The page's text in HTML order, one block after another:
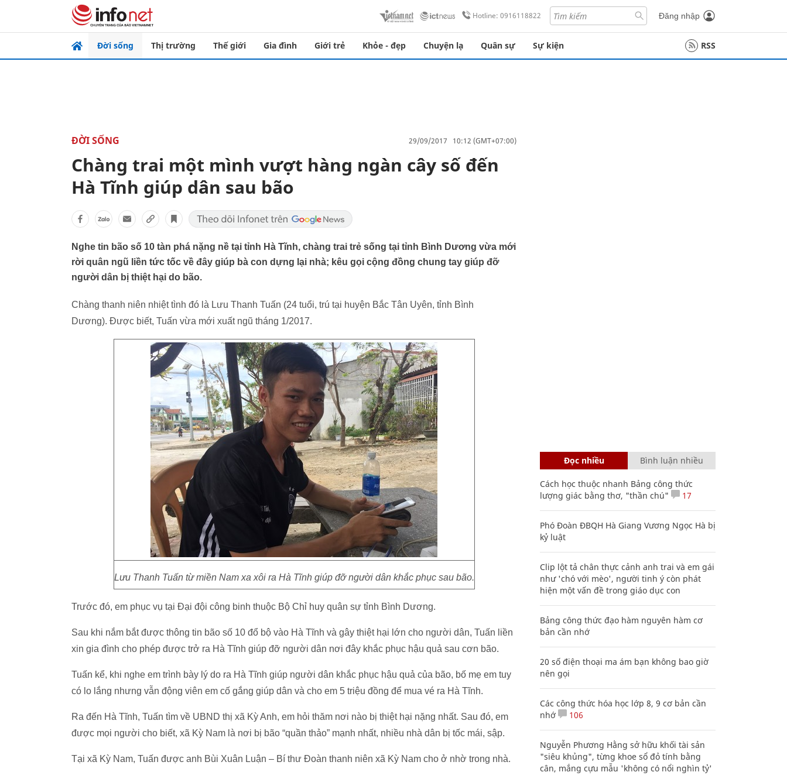
Hotline: 0916118822 Đăng nhập
Đời sống Thị trường Thế giới Gia đình Giới trẻ Khỏe - đẹp Chuyện lạ Quân sự Sự kiện RSS
ĐỜI SỐNG 29/09/2017 10:12 (GMT+07:00)
Chàng trai một mình vượt hàng ngàn cây số đến
Hà Tĩnh giúp dân sau bão
Nghe tin bão số 10 tàn phá nặng nề tại tỉnh Hà Tĩnh, chàng trai trẻ sống tại tỉnh Bình Dương vừa mới
rời quân ngũ liền tức tốc về đây giúp bà con dựng lại nhà; kêu gọi cộng đồng chung tay giúp đỡ
người dân bị thiệt hại do bão.
Chàng thanh niên nhiệt tình đó là Lưu Thanh Tuấn (24 tuổi, trú tại huyện Bắc Tân Uyên, tỉnh Bình
Dương). Được biết, Tuấn vừa mới xuất ngũ tháng 1/2017.
Lưu Thanh Tuấn từ miền Nam xa xôi ra Hà Tĩnh giúp đỡ người dân khắc phục sau bão.
Trước đó, em phục vụ tại Đại đội công binh thuộc Bộ Chỉ huy quân sự tỉnh Bình Dương.
Sau khi nắm bắt được thông tin bão số 10 đổ bộ vào Hà Tĩnh và gây thiệt hại lớn cho người dân, Tuấn liền
xin gia đình cho phép được trở ra Hà Tĩnh giúp đỡ người dân nơi đây khắc phục hậu quả sau cơn bão.
Tuấn kể, khi nghe em trình bày lý do ra Hà Tĩnh giúp người dân khắc phục hậu quả của bão, bố mẹ em tuy
có lo lắng nhưng vẫn động viên em cố gắng giúp dân và cho em 5 triệu đồng để mua vé ra Hà Tĩnh.
Ra đến Hà Tĩnh, Tuấn tìm về UBND thị xã Kỳ Anh, em hỏi thăm nơi nào bị thiệt hại nặng nhất. Sau đó, em
được mọi người cho biết, xã Kỳ Nam là nơi bị bão “quần thảo” mạnh nhất, nhiều nhà dân bị tốc mái, sập.
Tại xã Kỳ Nam, Tuấn được anh Bùi Xuân Luận – Bí thư Đoàn thanh niên xã Kỳ Nam cho ở nhờ trong nhà.
Đọc nhiều Bình luận nhiều
Cách học thuộc nhanh Bảng công thức
lượng giác bằng thơ, "thần chú"
17
Phó Đoàn ĐBQH Hà Giang Vương Ngọc Hà bị
kỷ luật
Clip lột tả chân thực cảnh anh trai và em gái
như 'chó với mèo', người tinh ý còn phát
hiện một vấn đề trong giáo dục con
Bảng công thức đạo hàm nguyên hàm cơ
bản cần nhớ
20 số điện thoại ma ám bạn không bao giờ
nên gọi
Các công thức hóa học lớp 8, 9 cơ bản cần
nhớ
106
Nguyễn Phương Hằng sở hữu khối tài sản
"siêu khủng", từng khoe sổ đỏ tính bằng
cân, mắng cựu mẫu 'không có nổi nghìn tỷ'